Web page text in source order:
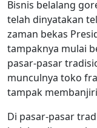
Bisnis belalang
telah dinyatakan
zaman bekas
tampaknya mulai
pasar-pasar
munculnya toko
tampak
Di pasar-pasar